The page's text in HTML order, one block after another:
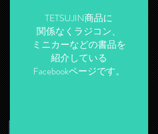
TETSUJIN商品に
関係なくラジコン、
ミニカーなどの書品を
紹介している
​Facebookページです。